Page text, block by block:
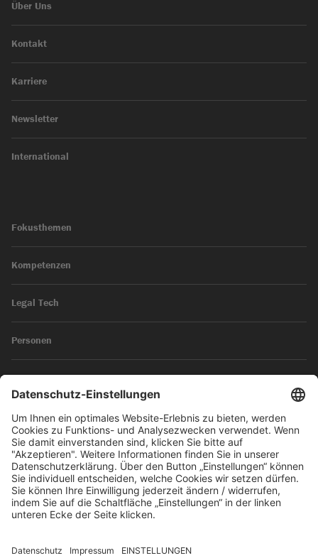
Über Uns
Kontakt
Karriere
Newsletter
International
Fokusthemen
Kompetenzen
Legal Tech
Personen
News
Impressum
Datenschutz